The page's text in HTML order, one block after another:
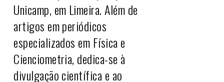
Unicamp, em Limeira. Além de
artigos em periódicos
especializados em Física e
Cienciometria, dedica-se à
divulgação científica e ao